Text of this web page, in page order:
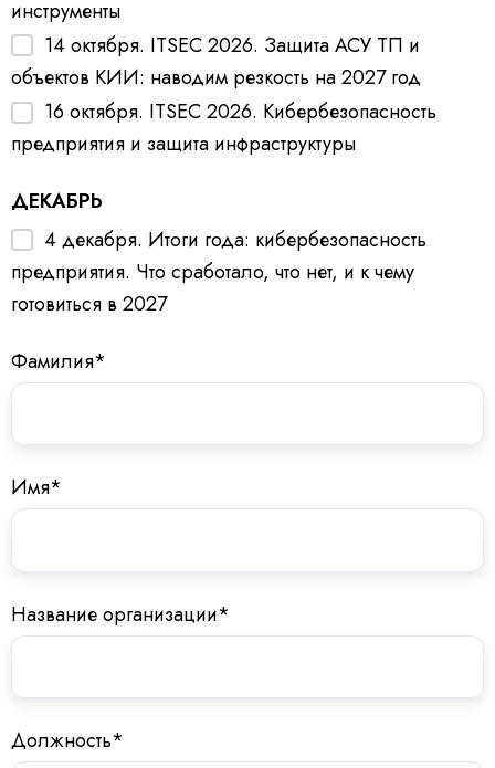
инструменты
14 октября. ITSEC 2026. Защита АСУ ТП и
объектов КИИ: наводим резкость на 2027 год
16 октября. ITSEC 2026. Кибербезопасность
предприятия и защита инфраструктуры
ДЕКАБРЬ
4 декабря. Итоги года: кибербезопасность
предприятия. Что сработало, что нет, и к чему
готовиться в 2027
Фамилия*
Имя*
Название организации*
Должность*